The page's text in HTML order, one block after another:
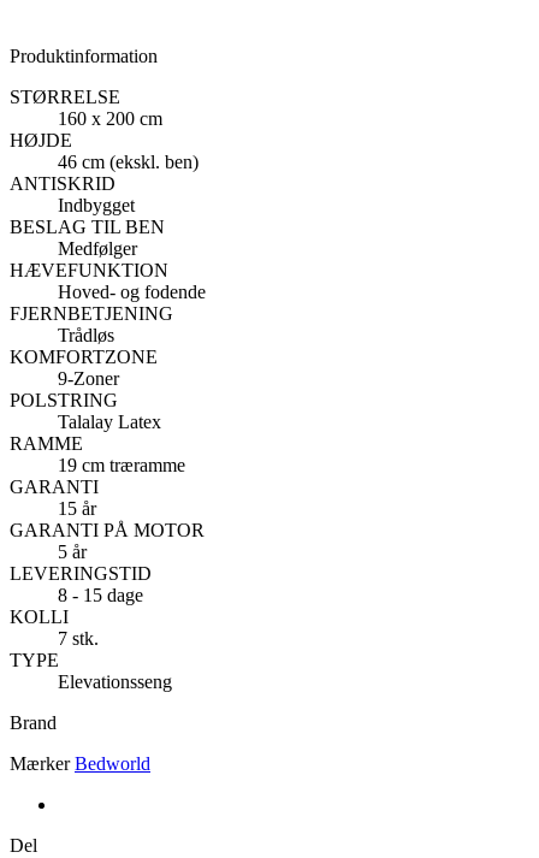
Produktinformation
STØRRELSE
160 x 200 cm
HØJDE
46 cm (ekskl. ben)
ANTISKRID
Indbygget
BESLAG TIL BEN
Medfølger
HÆVEFUNKTION
Hoved- og fodende
FJERNBETJENING
Trådløs
KOMFORTZONE
9-Zoner
POLSTRING
Talalay Latex
RAMME
19 cm træramme
GARANTI
15 år
GARANTI PÅ MOTOR
5 år
LEVERINGSTID
8 - 15 dage
KOLLI
7 stk.
TYPE
Elevationsseng
Brand
Mærker Bedworld
Del